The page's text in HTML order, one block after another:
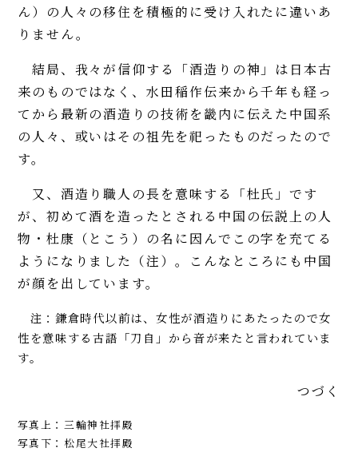
ん）の人々の移住を積極的に受け入れたに違いあ
りません。
結局、我々が信仰する「酒造りの神」は日本古
来のものではなく、水田稲作伝来から千年も経っ
てから最新の酒造りの技術を畿内に伝えた中国系
の人々、或いはその祖先を祀ったものだったので
す。
又、酒造り職人の長を意味する「杜氏」です
が、初めて酒を造ったとされる中国の伝説上の人
物・杜康（とこう）の名に因んでこの字を充てる
ようになりました（注）。こんなところにも中国
が顔を出しています。
注：鎌倉時代以前は、女性が酒造りにあたったので女
性を意味する古語「刀自」から音が来たと言われていま
す。
つづく
写真上：三輪神社拝殿
写真下：松尾大社拝殿